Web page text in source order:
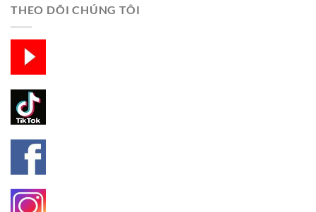
THEO DÕI CHÚNG TÔI